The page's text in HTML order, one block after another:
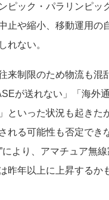
ピック・パラリンピッ
止や縮小、移動運用の
れない。
来制限のため物流も混
が送れない」「海外
といった状況も起きた
れる可能性も否定でき
により、アマチュア無
昨年以上に上昇するか